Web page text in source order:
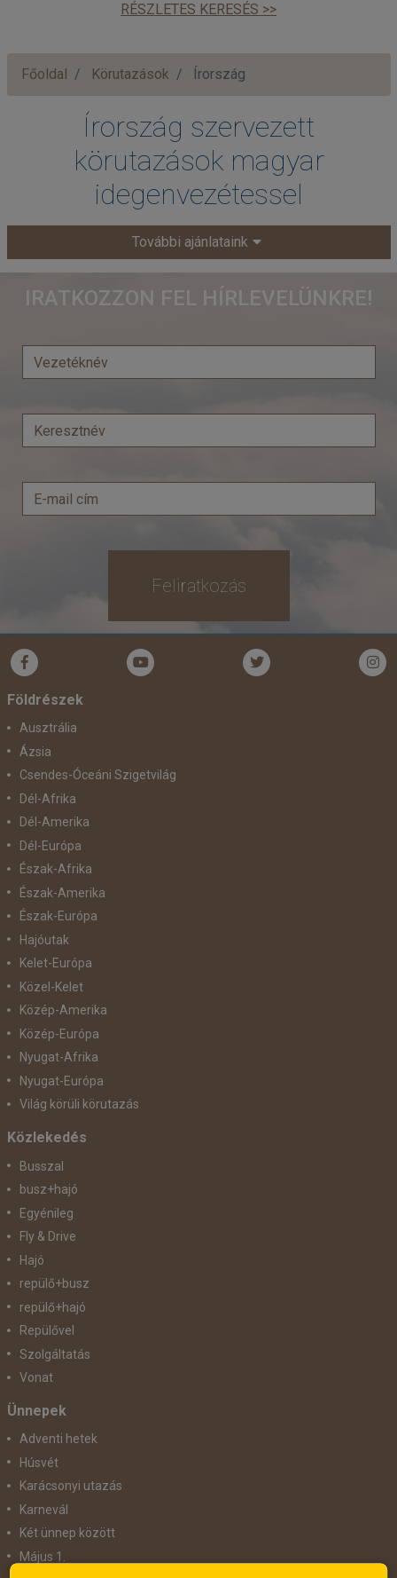
RÉSZLETES KERESÉS >>
Főoldal Körutazások Írország
Írország szervezett
körutazások magyar
idegenvezétessel
További ajánlataink
IRATKOZZON FEL HÍRLEVELÜNKRE!
Feliratkozás
Földrészek
Ausztrália
Ázsia
Csendes-Óceáni Szigetvilág
Dél-Afrika
Dél-Amerika
Dél-Európa
Észak-Afrika
Észak-Amerika
Észak-Európa
Hajóutak
Kelet-Európa
Közel-Kelet
Közép-Amerika
Közép-Európa
Nyugat-Afrika
Nyugat-Európa
Világ körüli körutazás
Közlekedés
Busszal
busz+hajó
Egyénileg
Fly & Drive
Hajó
repülő+busz
repülő+hajó
Repülővel
Szolgáltatás
Vonat
Ünnepek
Adventi hetek
Húsvét
Karácsonyi utazás
Karnevál
Két ünnep között
Május 1.